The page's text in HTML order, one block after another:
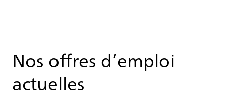
Nos offres d’emploi
actuelles